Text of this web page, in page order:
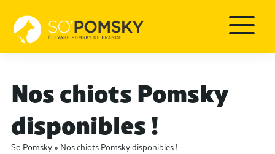
Nos chiots Pomsky
disponibles !
So Pomsky» Nos chiots Pomsky disponibles !